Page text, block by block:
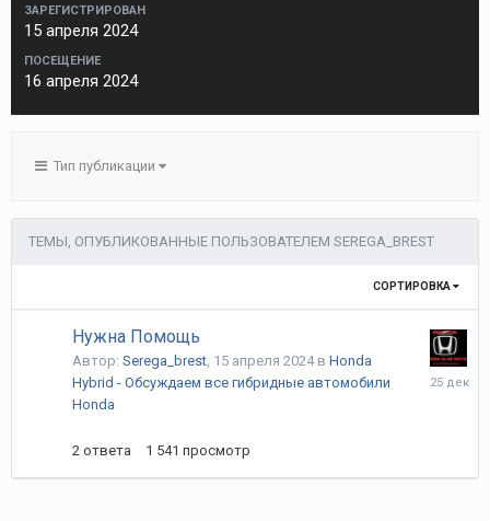
ЗАРЕГИСТРИРОВАН
15 апреля 2024
ПОСЕЩЕНИЕ
16 апреля 2024
Тип публикации
ТЕМЫ, ОПУБЛИКОВАННЫЕ ПОЛЬЗОВАТЕЛЕМ SEREGA_BREST
СОРТИРОВКА
Нужна Помощь
Автор: Serega_brest, 15 апреля 2024в Honda
Hybrid - Обсуждаем все гибридные автомобили
Honda
2 ответа 1 541 просмотр
25